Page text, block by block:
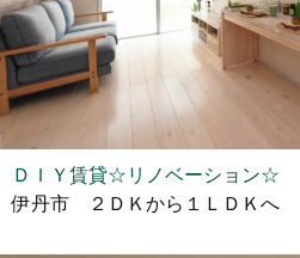
ＤＩＹ賃貸☆リノベーション☆
伊丹市 ２ＤＫから１ＬＤＫへ